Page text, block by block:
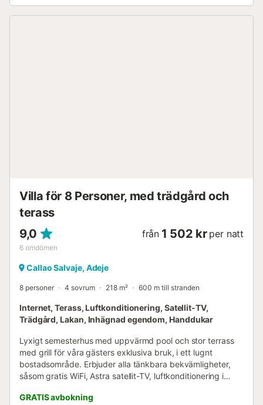
Villa för 8 Personer, med trädgård och
terass
9,0
6 omdömen
från 1 502 kr per natt
Callao Salvaje, Adeje
8 personer 4 sovrum 218 m² 600 m till stranden
Internet, Terass, Luftkonditionering, Satellit-TV,
Trädgård, Lakan, Inhägnad egendom, Handdukar
Lyxigt semesterhus med uppvärmd pool och stor terrass
med grill för våra gästers exklusiva bruk, i ett lugnt
bostadsområde. Erbjuder alla tänkbara bekvämligheter,
såsom gratis WiFi, Astra satellit-TV, luftkonditionering i
framsidan, där poolen finns. Poolen kan värmas upp året
GRATIS avbokning